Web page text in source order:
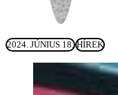
2024. JÚNIUS 18. HÍREK